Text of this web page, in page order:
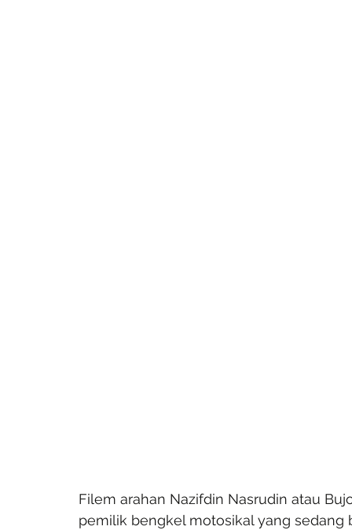
Filem arahan Nazifdin Nasrudin atau
pemilik bengkel motosikal yang